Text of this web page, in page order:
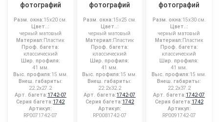
фотографий
Разм. окна:15x20 см.
Цвет..:
черный матовый
Материал:Пластик
Проф. багета:
классический
Шир. профиля:
41 мм.
Выс. профиля:15 мм.
Внеш. габариты:
22.2x27.2
Арт. багета:1742-07
Серия багета:1742
Артикул:
RP0071742-07
фотографий
Разм. окна:15x25 см.
Цвет..:
черный матовый
Материал:Пластик
Проф. багета:
классический
Шир. профиля:
41 мм.
Выс. профиля:15 мм.
Внеш. габариты:
22.2x32.2
Арт. багета:1742-07
Серия багета:1742
Артикул:
RP0081742-07
фотографий
Разм. окна:15x30 см.
Цвет..:
черный матовый
Материал:Пластик
Проф. багета:
классический
Шир. профиля:
41 мм.
Выс. профиля:15 мм.
Внеш. габариты:
22.2x37.2
Арт. багета:1742-07
Серия багета:1742
Артикул:
RP0091742-07